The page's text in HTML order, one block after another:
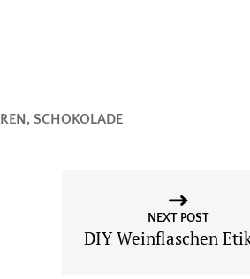
, SCHOKOLADE
NEXT POST
DIY Weinflaschen